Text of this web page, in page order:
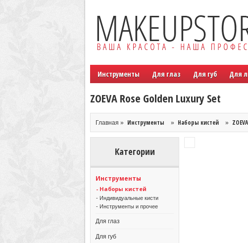
Инструменты Для глаз Для губ Для
ZOEVA Rose Golden Luxury Set
Главная » Инструменты » Наборы кистей »
Категории
Инструменты
- Наборы кистей
- Индивидуальные кисти
- Инструменты и прочее
Для глаз
Для губ